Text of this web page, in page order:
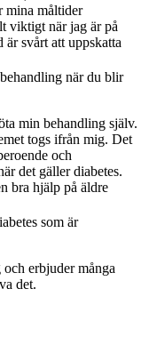
mina måltider
viktigt när jag är på
är svårt att uppskatta
när du blir
min behandling själv.
togs ifrån mig. Det
och
det gäller diabetes.
bra hjälp på äldre
som är
erbjuder många
det.